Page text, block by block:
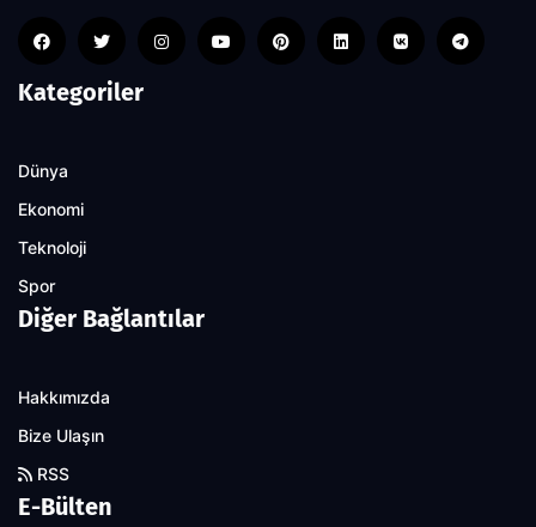
Kategoriler
Dünya
Ekonomi
Teknoloji
Spor
Diğer Bağlantılar
Hakkımızda
Bize Ulaşın
RSS
E-Bülten